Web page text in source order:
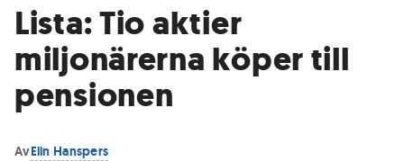
Lista: Tio aktier
miljonärerna köper till
pensionen
AvElin Hanspers